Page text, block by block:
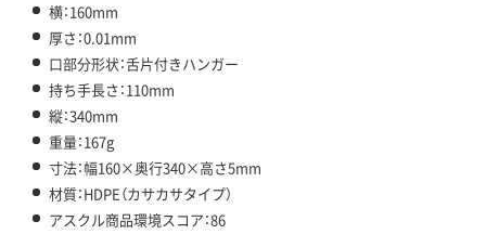
横：160mm
厚さ：0.01mm
口部分形状：舌片付きハンガー
持ち手長さ：110mm
縦：340mm
重量：167g
寸法：幅160×奥行340×高さ5mm
材質：HDPE（カサカサタイプ）
アスクル商品環境スコア：86